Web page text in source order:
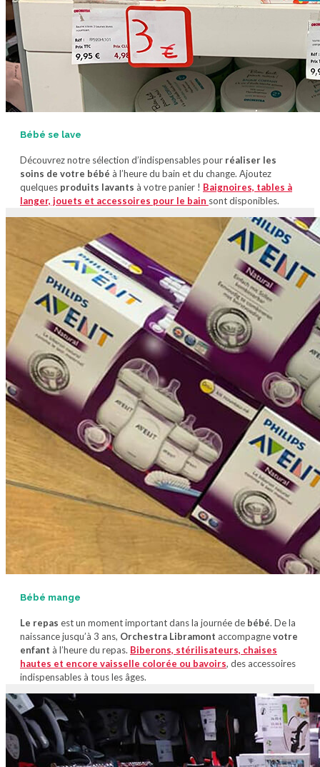
Bébé se lave
Découvrez notre sélection d’indispensables pour réaliser les
soins de votre bébé à l’heure du bain et du change. Ajoutez
quelques produits lavants à votre panier ! Baignoires, tables à
langer, jouets et accessoires pour le bain sont disponibles.
Bébé mange
Le repas est un moment important dans la journée de bébé. De la
naissance jusqu’à 3 ans, Orchestra Libramont accompagnevotre
enfant à l’heure du repas. Biberons, stérilisateurs, chaises
hautes et encore vaisselle colorée ou bavoirs, des accessoires
indispensables à tous les âges.